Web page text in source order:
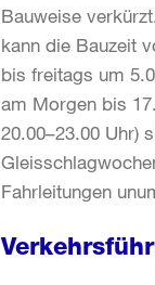
Bauweise
kann die Bauzeit
bis freitags um
am Morgen bis
20.00–23.00 Uhr)
Fahrleitungen